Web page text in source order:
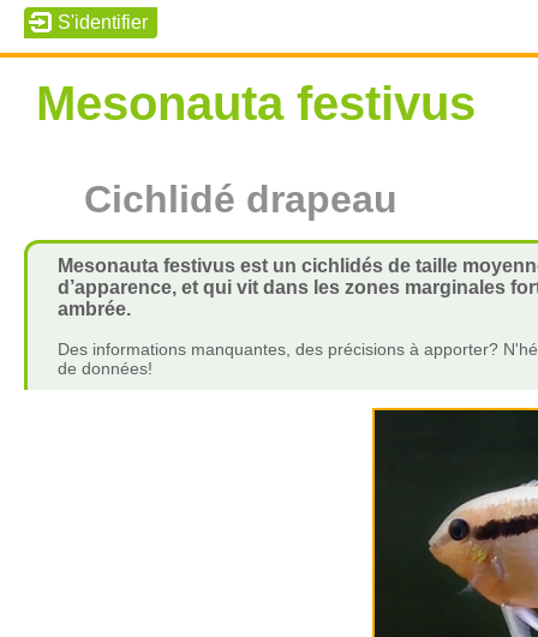
Mesonauta festivus
Cichlidé drapeau
Mesonauta festivus est un cichlidés de taille
d’apparence, et qui vit dans les zones marginales
ambrée.
Des informations manquantes, des précisions à apporter?
de données!